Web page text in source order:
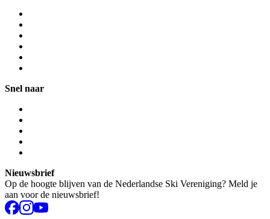
Snel naar
Nieuwsbrief
Op de hoogte blijven van de Nederlandse Ski Vereniging? Meld je
aan voor de nieuwsbrief!